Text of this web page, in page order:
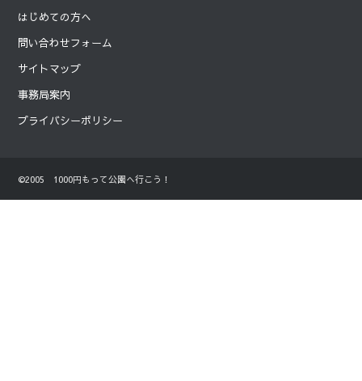
はじめての方へ
問い合わせフォーム
サイトマップ
事務局案内
プライバシーポリシー
©2005 1000円もって公園へ行こう！